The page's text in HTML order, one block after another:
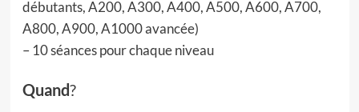
débutants, A200, A300, A400, A500, A600, A700,
A800, A900, A1000 avancée)
– 10 séances pour chaque niveau
Quand?